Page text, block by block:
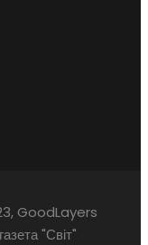
GoodLayers
"Світ"